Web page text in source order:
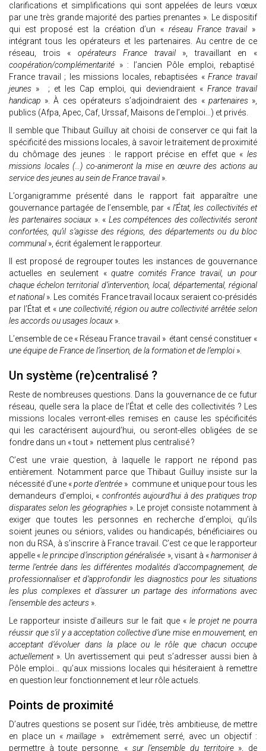
clarifications et simplifications qui sont appelées de leurs vœux
par une très grande majorité des parties prenantes ». Le dispositif
qui est proposé est la création d’un « réseau France travail »
intégrant tous les opérateurs et les partenaires. Au centre de ce
réseau, trois « opérateurs France travail», travaillant en «
coopération/complémentarité » : l’ancien Pôle emploi, rebaptisé
France travail ; les missions locales, rebaptisées «France travail
jeunes » ; et les Cap emploi, qui deviendraient « France travail
handicap ». À ces opérateurs s’adjoindraient des « partenaires »,
publics (Afpa, Apec, Caf, Urssaf, Maisons de l’emploi…) et privés.
Il semble que Thibaut Guilluy ait choisi de conserver ce qui fait la
spécificité des missions locales, à savoir le traitement de proximité
du chômage des jeunes : le rapport précise en effet que « les
missions locales (…) co-animeront la mise en œuvre des actions au
service des jeunes au sein de France travail ».
L’organigramme présenté dans le rapport fait apparaître une
gouvernance partagée de l’ensemble, par « l’État, les collectivités et
les partenaires sociaux ». « Les compétences des collectivités seront
confortées, qu’il s’agisse des régions, des départements ou du bloc
communal », écrit également le rapporteur.
Il est proposé de regrouper toutes les instances de gouvernance
actuelles en seulement «quatre comités France travail, un pour
chaque échelon territorial d’intervention, local, départemental, régional
et national ». Les comités France travail locaux seraient co-présidés
par l’État et «une collectivité, région ou autre collectivité arrêtée selon
les accords ou usages locaux ».
L’ensemble de ce « Réseau France travail » étant censé constituer «
une équipe de France de l’insertion, de la formation et de l’emploi ».
Un système (re)centralisé ?
Reste de nombreuses questions. Dans la gouvernance de ce futur
réseau, quelle sera la place de l’État et celle des collectivités ? Les
missions locales verront-elles remises en cause les spécificités
qui les caractérisent aujourd’hui, ou seront-elles obligées de se
fondre dans un « tout » nettement plus centralisé ?
C’est une vraie question, à laquelle le rapport ne répond pas
entièrement. Notamment parce que Thibaut Guilluy insiste sur la
nécessité d’une «porte d’entrée » commune et unique pour tous les
demandeurs d’emploi, « confrontés aujourd’hui à des pratiques trop
disparates selon les géographies». Le projet consiste notamment à
exiger que toutes les personnes en recherche d’emploi, qu’ils
soient jeunes ou séniors, valides ou handicapés, bénéficiaires ou
non du RSA, à s’inscrire à France travail. C’est ce que le rapporteur
appelle «le principe d’inscription généralisée », visant à «harmoniser à
terme l’entrée dans les différentes modalités d’accompagnement, de
professionnaliser et d’approfondir les diagnostics pour les situations
les plus complexes et d’assurer un partage des informations avec
l’ensemble des acteurs ».
Le rapporteur insiste d’ailleurs sur le fait que «le projet ne pourra
réussir que s’il y a acceptation collective d’une mise en mouvement, en
acceptant d’évoluer dans la place ou le rôle que chacun occupe
actuellement». Un avertissement qui peut s’adresser aussi bien à
Pôle emploi… qu’aux missions locales qui hésiteraient à remettre
en question leur fonctionnement et leur rôle actuels.
Points de proximité
D’autres questions se posent sur l’idée, très ambitieuse, de mettre
en place un « maillage » extrêmement serré, avec un objectif :
permettre à toute personne, « sur l’ensemble du territoire», de